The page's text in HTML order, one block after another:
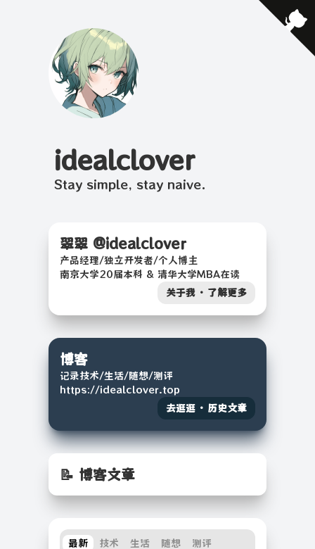
idealclover
Stay simple, stay naive.
翠翠 @idealclover
产品经理/独立开发者/个人博主
南京大学20届本科 & 清华大学MBA在读
关于我 · 了解更多
博客
记录技术/生活/随想/测评
https://idealclover.top
去逛逛 · 历史文章
📝 博客文章
最新 技术 生活 随想 测评